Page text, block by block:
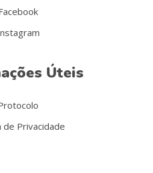
Úteis
de Privacidade